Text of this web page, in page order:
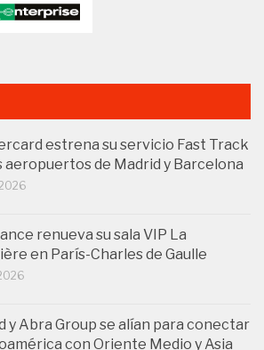
estrena su servicio Fast Track
aeropuertos de Madrid y Barcelona
renueva su sala VIP La
en París-Charles de Gaulle
y Abra Group se alían para conectar
con Oriente Medio y Asia